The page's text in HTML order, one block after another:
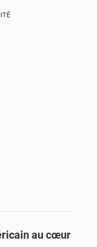
au cœur